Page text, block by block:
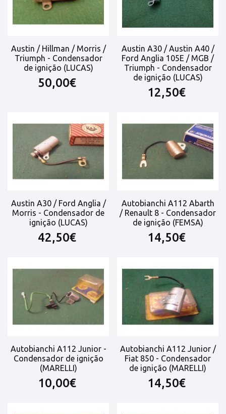
Austin / Hillman / Morris /
Triumph - Condensador
de ignição (LUCAS)
50,00€
Austin A30 / Austin A40 /
Ford Anglia 105E / MGB /
Triumph - Condensador
de ignição (LUCAS)
12,50€
Austin A30 / Ford Anglia /
Morris - Condensador de
ignição (LUCAS)
42,50€
Autobianchi A112 Abarth
/ Renault 8 - Condensador
de ignição (FEMSA)
14,50€
Autobianchi A112 Junior -
Condensador de ignição
(MARELLI)
10,00€
Autobianchi A112 Junior /
Fiat 850 - Condensador
de ignição (MARELLI)
14,50€